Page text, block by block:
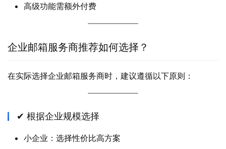
高级功能需额外付费
企业邮箱服务商推荐如何选择？
在实际选择企业邮箱服务商时，建议遵循以下原则：
✔ 根据企业规模选择
小企业：选择性价比高方案